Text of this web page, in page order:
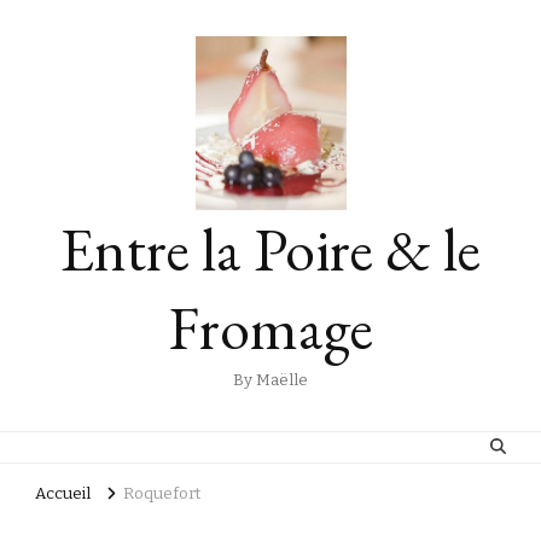
Entre la Poire & le
Fromage
By Maëlle
Accueil Roquefort